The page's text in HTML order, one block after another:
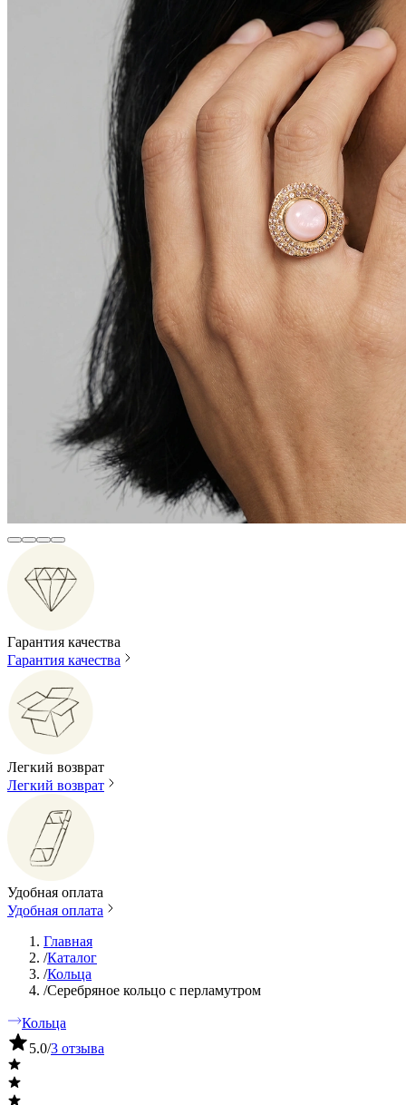
Гарантия качества
Гарантия качества
Легкий возврат
Легкий возврат
Удобная оплата
Удобная оплата
Главная
/Каталог
/Кольца
/Серебряное кольцо с перламутром
Кольца
5.0/3 отзыва